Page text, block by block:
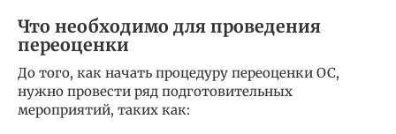
Что необходимо для проведения
переоценки
До того, как начать процедуру переоценки ОС,
нужно провести ряд подготовительных
мероприятий, таких как: